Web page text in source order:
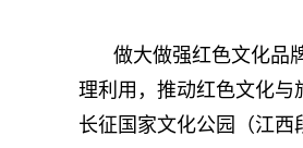
做大做强红色文化品
理利用，推动红色文化与
长征国家文化公园（江西